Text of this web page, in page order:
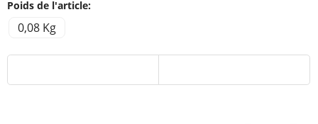
Poids de l'article:
0,08 Kg